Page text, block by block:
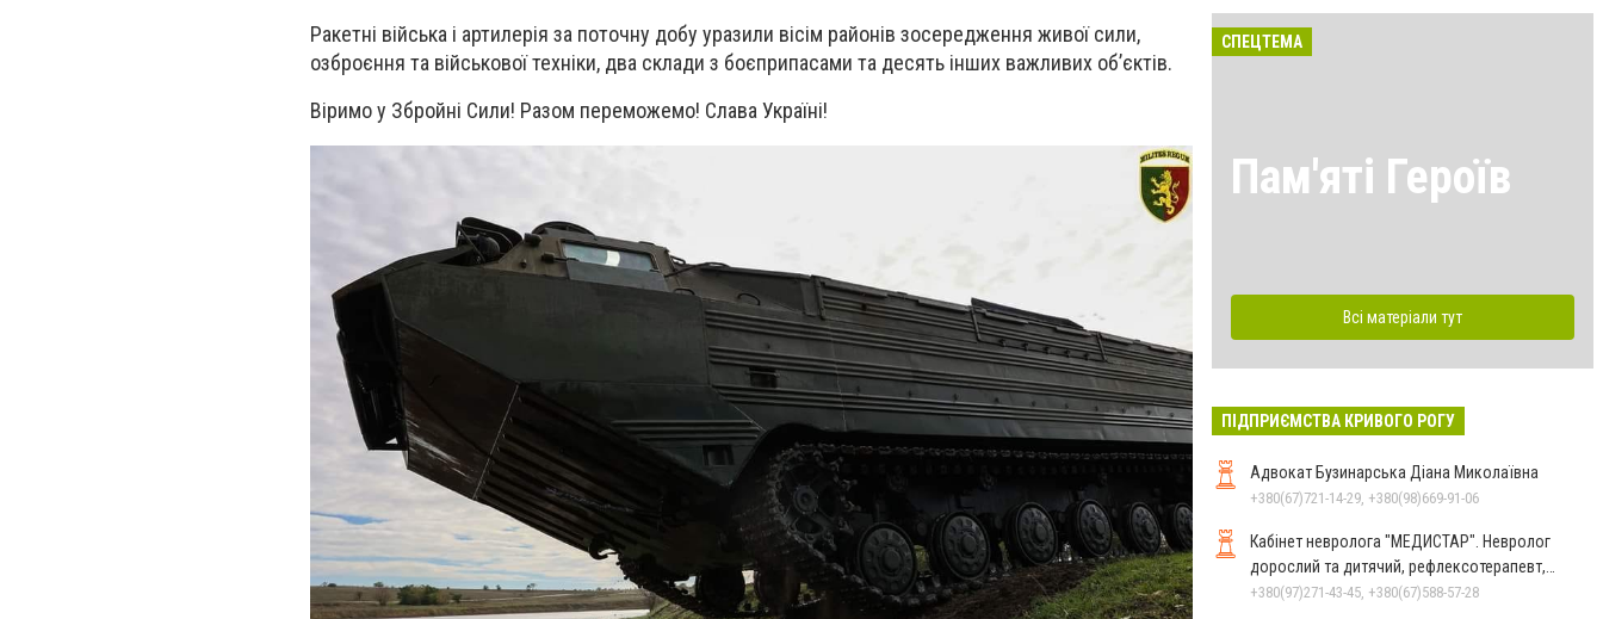
Ракетні війська і артилерія за поточну добу уразили вісім районів зосередження живої сили,
озброєння та військової техніки, два склади з боєприпасами та десять інших важливих об’єктів.
Віримо у Збройні Сили! Разом переможемо! Слава Україні!
СПЕЦТЕМА
Пам'яті Героїв
Всі матеріали тут
ПІДПРИЄМСТВА КРИВОГО РОГУ
Адвокат Бузинарська Діана Миколаївна
+380(67)721-14-29, +380(98)669-91-06
Кабінет невролога "МЕДИСТАР". Невролог
дорослий та дитячий, рефлексотерапевт,
гомеопат.
+380(97)271-43-45, +380(67)588-57-28